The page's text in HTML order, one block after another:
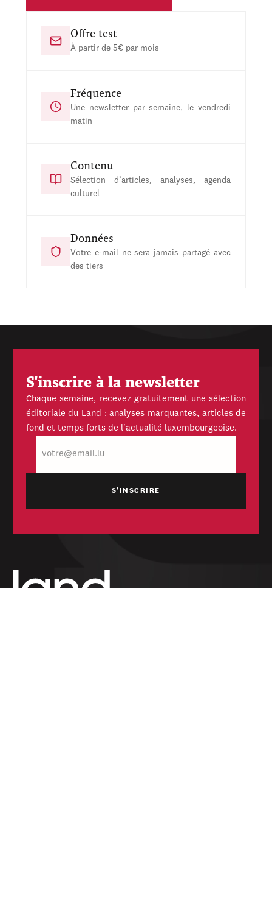
Offre test
À partir de 5€ par mois
Fréquence
Une newsletter par semaine, le vendredi
matin
Contenu
Sélection d’articles, analyses, agenda
culturel
Données
Votre e-mail ne sera jamais partagé avec
des tiers
S'inscrire à la newsletter
Chaque semaine, recevez gratuitement une sélection
éditoriale du Land : analyses marquantes, articles de
fond et temps forts de l'actualité luxembourgeoise.
mail